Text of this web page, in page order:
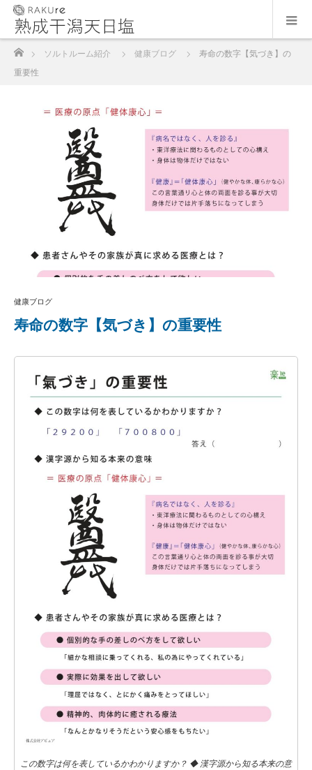
ソルトルーム紹介 健康ブログ
寿命の数字【気づき】の
重要性
健康ブログ
寿命の数字【気づき】の重要性
この数字は何を表しているかわかりますか？ ◆ 漢字源から知る本来の意